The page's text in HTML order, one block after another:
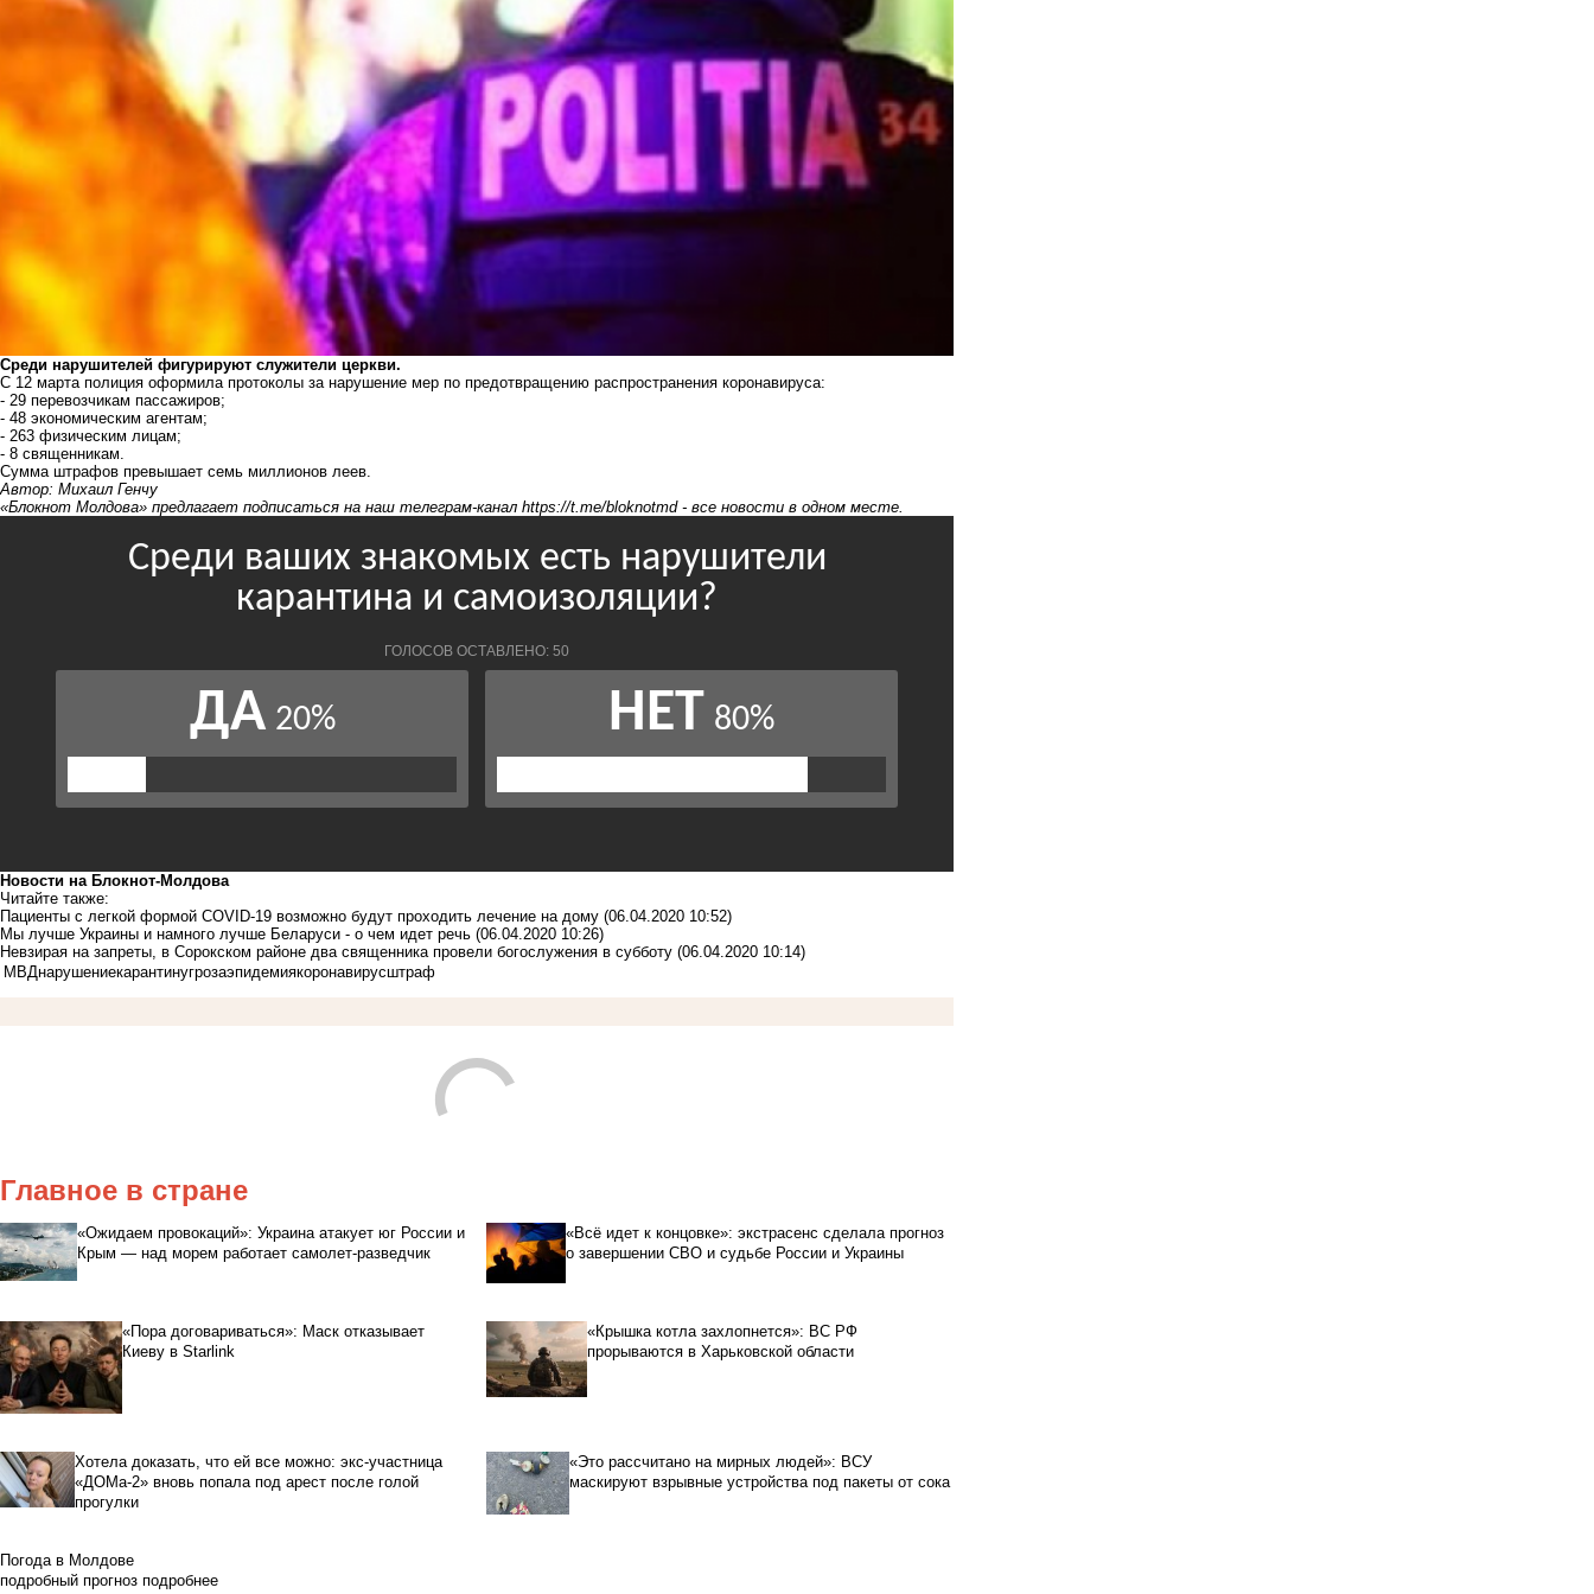
Среди нарушителей фигурируют служители церкви.
С 12 марта полиция оформила протоколы за нарушение мер по предотвращению распространения коронавируса:
- 29 перевозчикам пассажиров;
- 48 экономическим агентам;
- 263 физическим лицам;
- 8 священникам.
Сумма штрафов превышает семь миллионов леев.
Автор: Михаил Генчу
«Блокнот Молдова» предлагает подписаться на наш телеграм-канал https://t.me/bloknotmd- все новости в одном месте.
Новости на Блoкнoт-Молдова
Читайте также:
Пациенты с легкой формой COVID-19 возможно будут проходить лечение на дому (06.04.2020 10:52)
Мы лучше Украины и намного лучше Беларуси - о чем идет речь (06.04.2020 10:26)
Невзирая на запреты, в Сорокском районе два священника провели богослужения в субботу (06.04.2020 10:14)
МВДнарушениекарантинугрозаэпидемиякоронавирусштраф
Главное в стране
«Ожидаем провокаций»: Украина атакует юг России и
Крым — над морем работает самолет-разведчик
«Всё идет к концовке»: экстрасенс сделала прогноз
о завершении СВО и судьбе России и Украины
«Пора договариваться»: Маск отказывает
Киеву в Starlink
«Крышка котла захлопнется»: ВС РФ
прорываются в Харьковской области
Хотела доказать, что ей все можно: экс-участница
«ДОМа-2» вновь попала под арест после голой
прогулки
«Это рассчитано на мирных людей»: ВСУ
маскируют взрывные устройства под пакеты от сока
Погода в Молдове
подробный прогноз подробнее